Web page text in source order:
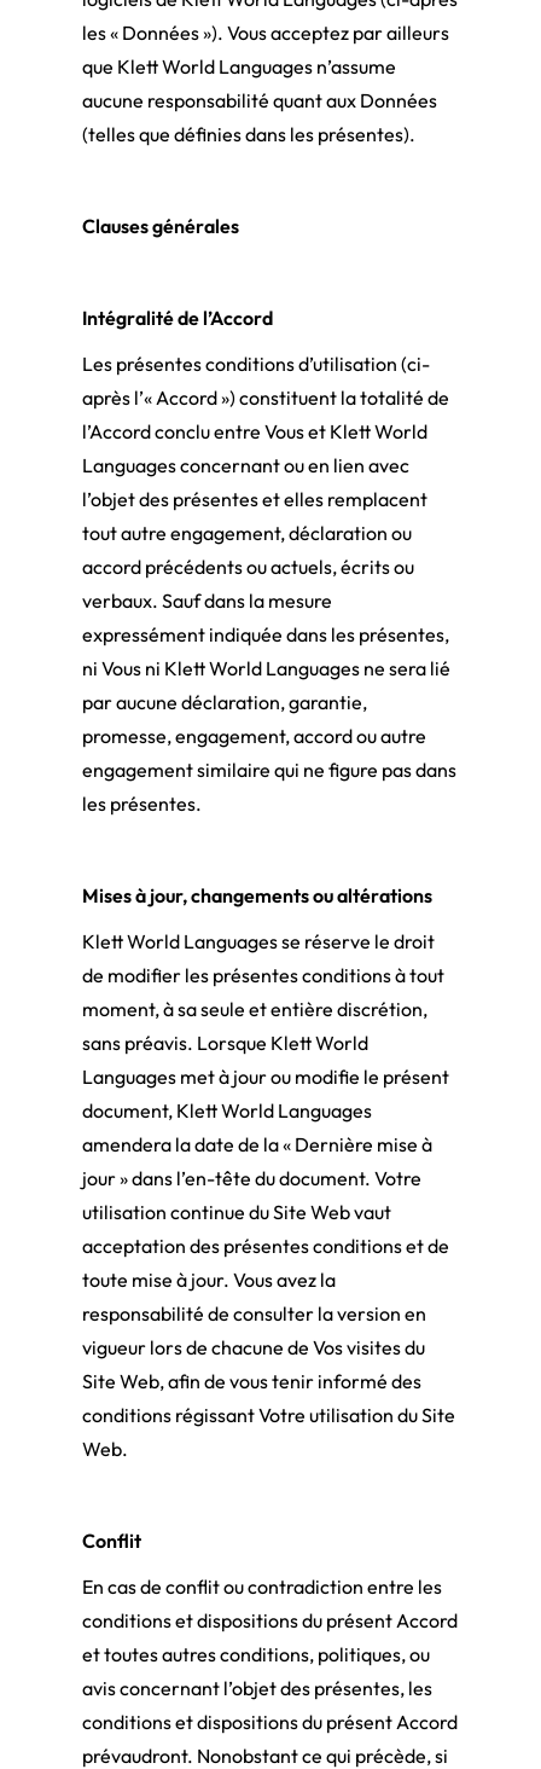
les « Données »). Vous acceptez par ailleurs
que Klett World Languages n’assume
aucune responsabilité quant aux Données
(telles que définies dans les présentes).
Clauses générales
Intégralité de l’Accord
Les présentes conditions d’utilisation (ci-
après l’« Accord ») constituent la totalité de
l’Accord conclu entre Vous et Klett World
Languages concernant ou en lien avec
l’objet des présentes et elles remplacent
tout autre engagement, déclaration ou
accord précédents ou actuels, écrits ou
verbaux. Sauf dans la mesure
expressément indiquée dans les présentes,
ni Vous ni Klett World Languages ne sera lié
par aucune déclaration, garantie,
promesse, engagement, accord ou autre
engagement similaire qui ne figure pas dans
les présentes.
Mises à jour, changements ou altérations
Klett World Languages se réserve le droit
de modifier les présentes conditions à tout
moment, à sa seule et entière discrétion,
sans préavis. Lorsque Klett World
Languages met à jour ou modifie le présent
document, Klett World Languages
amendera la date de la « Dernière mise à
jour » dans l’en-tête du document. Votre
utilisation continue du Site Web vaut
acceptation des présentes conditions et de
toute mise à jour. Vous avez la
responsabilité de consulter la version en
vigueur lors de chacune de Vos visites du
Site Web, afin de vous tenir informé des
conditions régissant Votre utilisation du Site
Web.
Conflit
En cas de conflit ou contradiction entre les
conditions et dispositions du présent Accord
et toutes autres conditions, politiques, ou
avis concernant l’objet des présentes, les
conditions et dispositions du présent Accord
prévaudront. Nonobstant ce qui précède, si